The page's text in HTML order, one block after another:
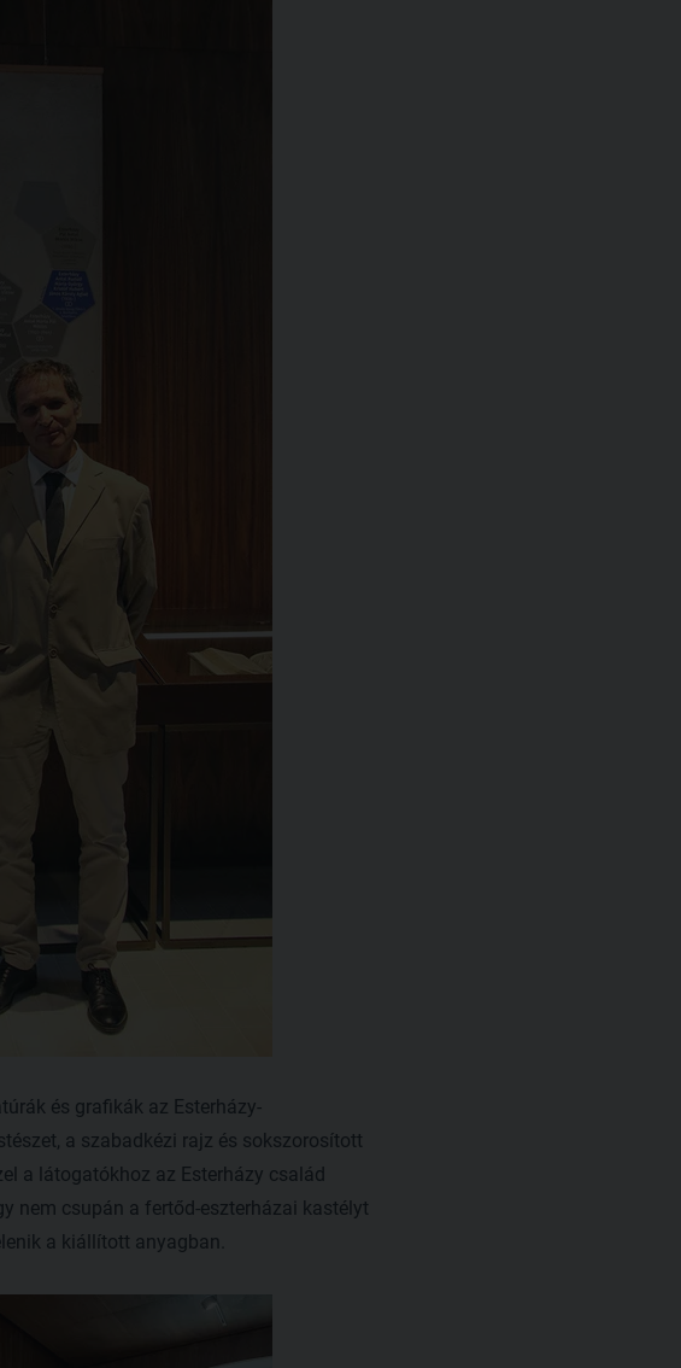
és grafikák az Esterházy-
a szabadkézi rajz és sokszorosított
a látogatókhoz az Esterházy család
nem csupán a fertőd-eszterházai kastélyt
a kiállított anyagban.